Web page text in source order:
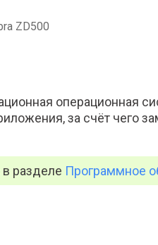
ZD500
за счёт чего
разделе Программное